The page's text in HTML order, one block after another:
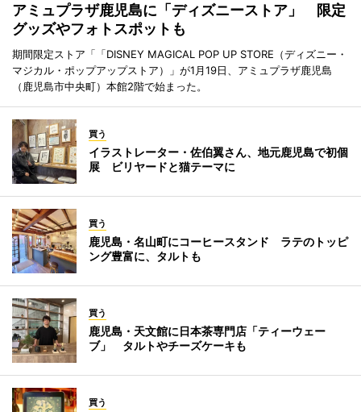
アミュプラザ鹿児島に「ディズニーストア」 限定
グッズやフォトスポットも
期間限定ストア「「DISNEY MAGICAL POP UP STORE（ディズニー・
マジカル・ポップアップストア）」が1月19日、アミュプラザ鹿児島
（鹿児島市中央町）本館2階で始まった。
買う
イラストレーター・佐伯翼さん、地元鹿児島で初個
展 ビリヤードと猫テーマに
買う
鹿児島・名山町にコーヒースタンド ラテのトッピ
ング豊富に、タルトも
買う
鹿児島・天文館に日本茶専門店「ティーウェー
ブ」 タルトやチーズケーキも
買う